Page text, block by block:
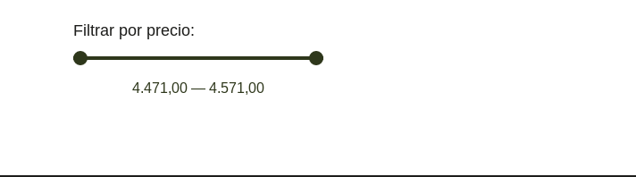
Filtrar por precio:
4.471,00 — 4.571,00